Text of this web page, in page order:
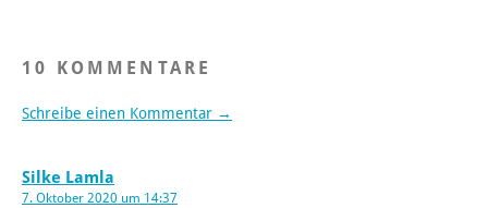
10 KOMMENTARE
Schreibe einen Kommentar →
Silke Lamla
7. Oktober 2020 um 14:37